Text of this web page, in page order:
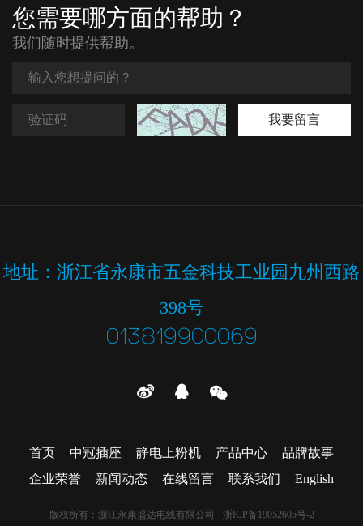
滨州市客户见证 威海市客户见证
您需要哪方面的帮助？
我们随时提供帮助。
我要留言
地址：浙江省永康市五金科技工业园九州西路
398号
013819900069
  
首页 中冠插座 静电上粉机 产品中心
品牌故事
企业荣誉
新闻动态 在线留言 联系我们 English
版权所有： 浙江永康盛达电线有限公司 浙ICP备19052605号-2